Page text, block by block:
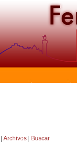
Archivos Buscar